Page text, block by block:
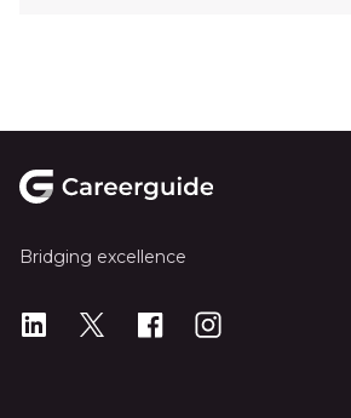
Bridging excellence
LinkedIn
X Instagram